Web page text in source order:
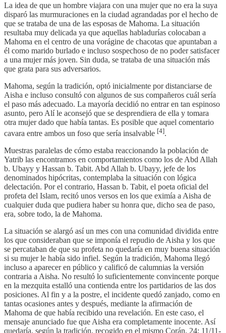
La idea de que un hombre viajara con una mujer que no era la suya
disparó las murmuraciones en la ciudad agrandadas por el hecho de
que se trataba de una de las esposas de Mahoma. La situación
resultaba muy delicada ya que aquellas habladurías colocaban a
Mahoma en el centro de una vorágine de chacotas que apuntaban a
él como marido burlado e incluso sospechoso de no poder satisfacer
a una mujer más joven. Sin duda, se trataba de una situación más
que grata para sus adversarios.
Mahoma, según la tradición, optó inicialmente por distanciarse de
Aisha e incluso consultó con algunos de sus compañeros cuál sería
el paso más adecuado. La mayoría decidió no entrar en tan espinoso
asunto, pero Alí le aconsejó que se desprendiera de ella y tomara
otra mujer dado que había tantas. Es posible que aquel comentario
cavara entre ambos un foso que sería insalvable [4].
Muestras paralelas de cómo estaba reaccionando la población de
Yatrib las encontramos en comportamientos como los de Abd Allah
b. Ubayy y Hassan b. Tabit. Abd Allah b. Ubayy, jefe de los
denominados hipócritas, contemplaba la situación con lógica
delectación. Por el contrario, Hassan b. Tabit, el poeta oficial del
profeta del Islam, recitó unos versos en los que eximía a Aisha de
cualquier duda que pudiera haber su honra que, dicho sea de paso,
era, sobre todo, la de Mahoma.
La situación se alargó así un mes con una comunidad dividida entre
los que consideraban que se imponía el repudio de Aisha y los que
se percataban de que su profeta no quedaría en muy buena situación
si su mujer le había sido infiel. Según la tradición, Mahoma llegó
incluso a aparecer en público y calificó de calumnias la versión
contraria a Aisha. No resultó lo suficientemente convincente porque
en la mezquita estalló una contienda entre los partidarios de las dos
posiciones. Al fin y a la postre, el incidente quedó zanjado, como en
tantas ocasiones antes y después, mediante la afirmación de
Mahoma de que había recibido una revelación. En este caso, el
mensaje anunciado fue que Aisha era completamente inocente. Así
quedaría, según la tradición, recogido en el mismo Corán, 24: 11/11-